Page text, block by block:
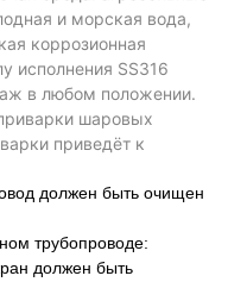
и морская вода,
коррозионная
исполнения SS316
в любом положении.
шаровых
приведёт к
должен быть очищен
трубопроводе:
должен быть